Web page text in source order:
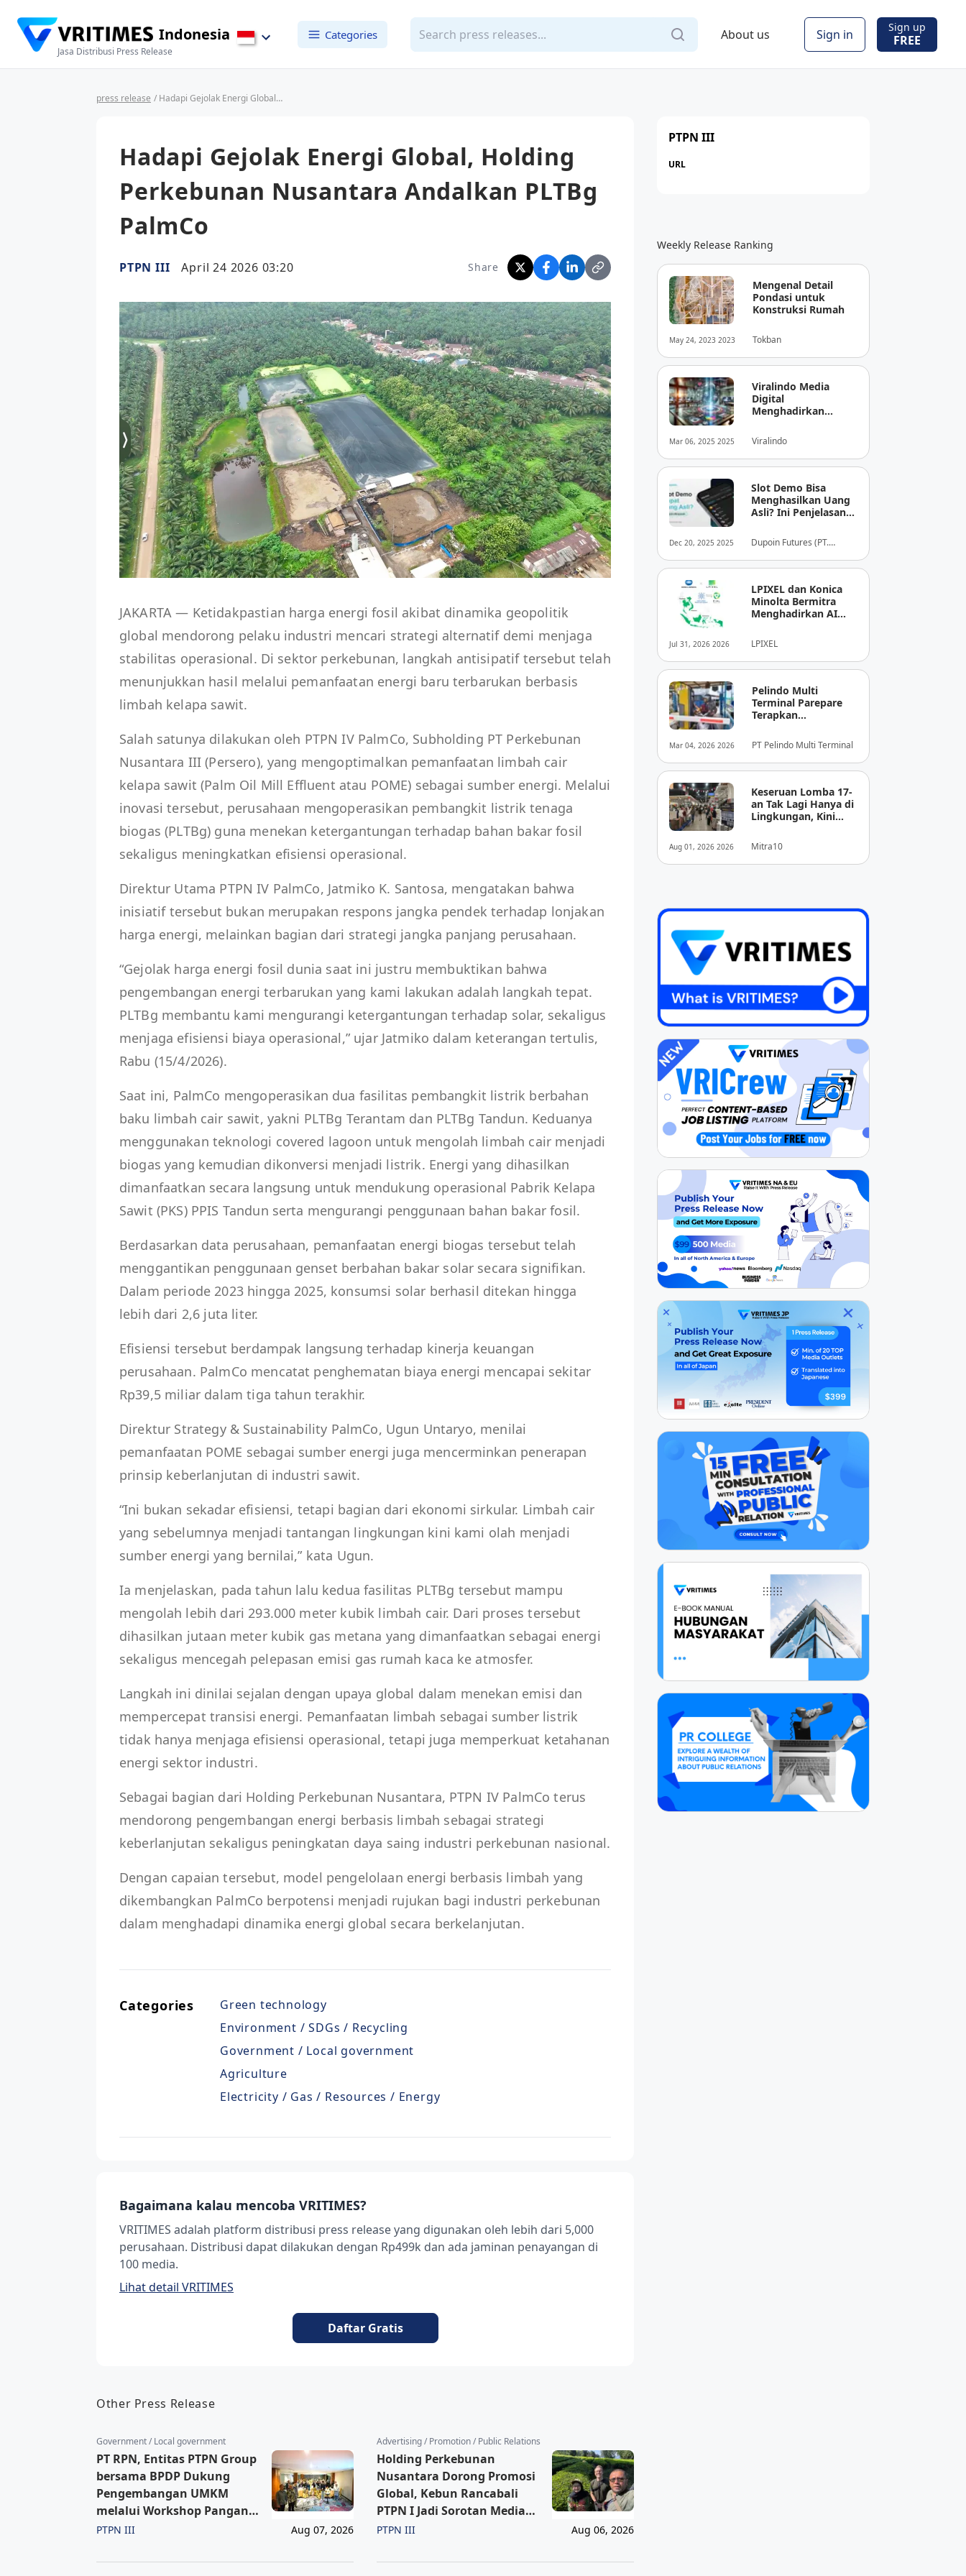
Indonesia
Jasa Distribusi Press Release
Categories About us Sign in Sign up
FREE
press release / Hadapi Gejolak Energi Global, Holding Perkebunan Nusantara Andalkan PLTBg PalmCo
Hadapi Gejolak Energi Global, Holding
Perkebunan Nusantara Andalkan PLTBg
PalmCo
PTPN III April 24 2026 03:20 Share
JAKARTA — Ketidakpastian harga energi fosil akibat dinamika geopolitik
global mendorong pelaku industri mencari strategi alternatif demi menjaga
stabilitas operasional. Di sektor perkebunan, langkah antisipatif tersebut telah
menunjukkan hasil melalui pemanfaatan energi baru terbarukan berbasis
limbah kelapa sawit.
Salah satunya dilakukan oleh PTPN IV PalmCo, Subholding PT Perkebunan
Nusantara III (Persero), yang mengoptimalkan pemanfaatan limbah cair
kelapa sawit (Palm Oil Mill Effluent atau POME) sebagai sumber energi. Melalui
inovasi tersebut, perusahaan mengoperasikan pembangkit listrik tenaga
biogas (PLTBg) guna menekan ketergantungan terhadap bahan bakar fosil
sekaligus meningkatkan efisiensi operasional.
Direktur Utama PTPN IV PalmCo, Jatmiko K. Santosa, mengatakan bahwa
inisiatif tersebut bukan merupakan respons jangka pendek terhadap lonjakan
harga energi, melainkan bagian dari strategi jangka panjang perusahaan.
“Gejolak harga energi fosil dunia saat ini justru membuktikan bahwa
pengembangan energi terbarukan yang kami lakukan adalah langkah tepat.
PLTBg membantu kami mengurangi ketergantungan terhadap solar, sekaligus
menjaga efisiensi biaya operasional,” ujar Jatmiko dalam keterangan tertulis,
Rabu (15/4/2026).
Saat ini, PalmCo mengoperasikan dua fasilitas pembangkit listrik berbahan
baku limbah cair sawit, yakni PLTBg Terantam dan PLTBg Tandun. Keduanya
menggunakan teknologi covered lagoon untuk mengolah limbah cair menjadi
biogas yang kemudian dikonversi menjadi listrik. Energi yang dihasilkan
dimanfaatkan secara langsung untuk mendukung operasional Pabrik Kelapa
Sawit (PKS) PPIS Tandun serta mengurangi penggunaan bahan bakar fosil.
Berdasarkan data perusahaan, pemanfaatan energi biogas tersebut telah
menggantikan penggunaan genset berbahan bakar solar secara signifikan.
Dalam periode 2023 hingga 2025, konsumsi solar berhasil ditekan hingga
lebih dari 2,6 juta liter.
Efisiensi tersebut berdampak langsung terhadap kinerja keuangan
perusahaan. PalmCo mencatat penghematan biaya energi mencapai sekitar
Rp39,5 miliar dalam tiga tahun terakhir.
Direktur Strategy & Sustainability PalmCo, Ugun Untaryo, menilai
pemanfaatan POME sebagai sumber energi juga mencerminkan penerapan
prinsip keberlanjutan di industri sawit.
“Ini bukan sekadar efisiensi, tetapi bagian dari ekonomi sirkular. Limbah cair
yang sebelumnya menjadi tantangan lingkungan kini kami olah menjadi
sumber energi yang bernilai,” kata Ugun.
Ia menjelaskan, pada tahun lalu kedua fasilitas PLTBg tersebut mampu
mengolah lebih dari 293.000 meter kubik limbah cair. Dari proses tersebut
dihasilkan jutaan meter kubik gas metana yang dimanfaatkan sebagai energi
sekaligus mencegah pelepasan emisi gas rumah kaca ke atmosfer.
Langkah ini dinilai sejalan dengan upaya global dalam menekan emisi dan
mempercepat transisi energi. Pemanfaatan limbah sebagai sumber listrik
tidak hanya menjaga efisiensi operasional, tetapi juga memperkuat ketahanan
energi sektor industri.
Sebagai bagian dari Holding Perkebunan Nusantara, PTPN IV PalmCo terus
mendorong pengembangan energi berbasis limbah sebagai strategi
keberlanjutan sekaligus peningkatan daya saing industri perkebunan nasional.
Dengan capaian tersebut, model pengelolaan energi berbasis limbah yang
dikembangkan PalmCo berpotensi menjadi rujukan bagi industri perkebunan
dalam menghadapi dinamika energi global secara berkelanjutan.
Categories
Green technology
Environment / SDGs / Recycling
Government / Local government
Agriculture
Electricity / Gas / Resources / Energy
Bagaimana kalau mencoba VRITIMES?
VRITIMES adalah platform distribusi press release yang digunakan oleh lebih dari 5,000
perusahaan. Distribusi dapat dilakukan dengan Rp499k dan ada jaminan penayangan di
100 media.
Lihat detail VRITIMES
Daftar Gratis
Other Press Release
Government / Local government
PT RPN, Entitas PTPN Group
bersama BPDP Dukung
Pengembangan UMKM
melalui Workshop Pangan
Sehat Berbasis Minyak Sawit
PTPN III Aug 07, 2026
Advertising / Promotion / Public Relations
Holding Perkebunan
Nusantara Dorong Promosi
Global, Kebun Rancabali
PTPN I Jadi Sorotan Media
Amerika Serikat
PTPN III Aug 06, 2026
PTPN III
URL
Weekly Release Ranking
May 24, 2023 2023
Mengenal Detail
Pondasi untuk
Konstruksi Rumah
Tokban
Mar 06, 2025 2025
Viralindo Media
Digital
Menghadirkan
Dunia Media Digital
Indonesia
Viralindo
Dec 20, 2025 2025
Slot Demo Bisa
Menghasilkan Uang
Asli? Ini Penjelasan
Dupoin Futures (PT.
Jul 31, 2026 2026
LPIXEL dan Konica
Minolta Bermitra
Menghadirkan AI
Diagnosis Berbasis
Pencitraan Medis
“EIRL” di ASEAN
LPIXEL
Mar 04, 2026 2026
Pelindo Multi
Terminal Parepare
Terapkan
Nontunai di Pintu
Masuk Pelabuhan
Nusantara
PT Pelindo Multi Terminal
Aug 01, 2026 2026
Keseruan Lomba 17-
an Tak Lagi Hanya di
Lingkungan, Kini
Berbelanja
Mitra10